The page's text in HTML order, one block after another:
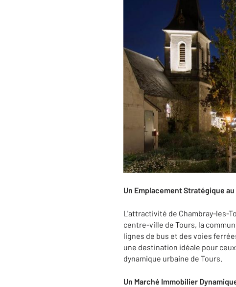
Un Emplacement Stratégique
L'attractivité de Chambray-les-
centre-ville de Tours, la
lignes de bus et des voies
une destination idéale pour
dynamique urbaine de Tours.
Un Marché Immobilier